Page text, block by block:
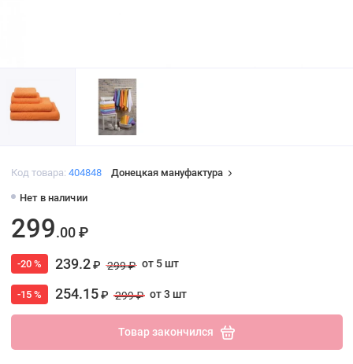
Код товара: 404848 Донецкая мануфактура
Нет в наличии
299.00 ₽
-20 % 239.2₽ 299 ₽ от 5 шт
-15 % 254.15₽ 299 ₽ от 3 шт
Товар закончился